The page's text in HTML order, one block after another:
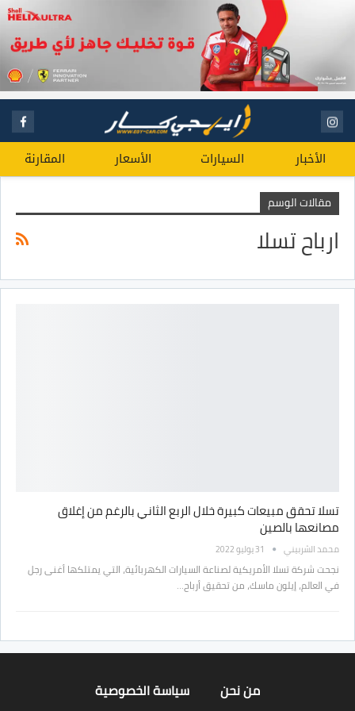
الأخبار السيارات الأسعار المقارنة
مقالات الوسم
ارباح تسلا
تسلا تحقق مبيعات كبيرة خلال الربع الثاني بالرغم من إغلاق
مصانعها بالصين
محمد الشربيني 31 يوليو 2022
نجحت شركة تسلا الأمريكية لصناعة السيارات الكهربائية، التي يمتلكها أغنى رجل
في العالم، إيلون ماسك، من تحقيق أرباح…
من نحن سياسة الخصوصية